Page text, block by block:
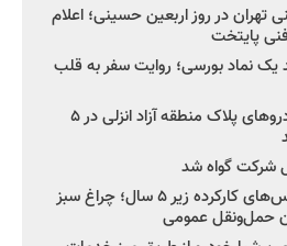
فنی تهران در روز اربعین حسینی؛ اعلام
پایتخت
یک نماد بورسی؛ روایت سفر به قلب
استاندار گیلان: تردد خودروهای پلاک منطقه آزاد انزلی در ۵
شرکت گواه شد
صدور مجوز واردات اتوبوس‌های کارکرده زیر ۵ سال؛ چراغ سبز
حمل‌ونقل عمومی